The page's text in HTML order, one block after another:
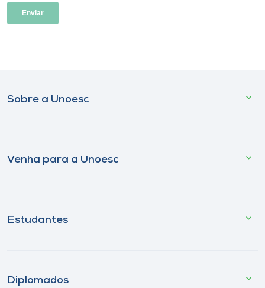
Sobre a Unoesc
Venha para a Unoesc
Estudantes
Diplomados